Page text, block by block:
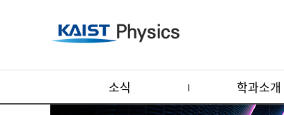
소식 학과소개